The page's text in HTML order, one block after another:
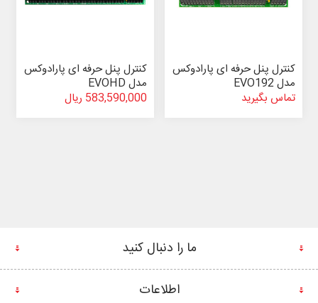
کنترل پنل حرفه ای پارادوکس
مدل EVO192
تماس بگیرید
کنترل پنل حرفه ای پارادوکس
مدل EVOHD
583,590,000 ریال
ما را دنبال کنید
اطلاعات